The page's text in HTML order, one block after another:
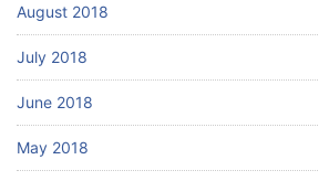
August 2018
July 2018
June 2018
May 2018